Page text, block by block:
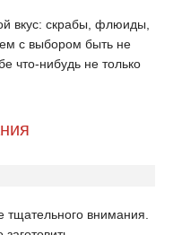
вкус: скрабы, флюиды,
с выбором быть не
что-нибудь не только
тщательного внимания.